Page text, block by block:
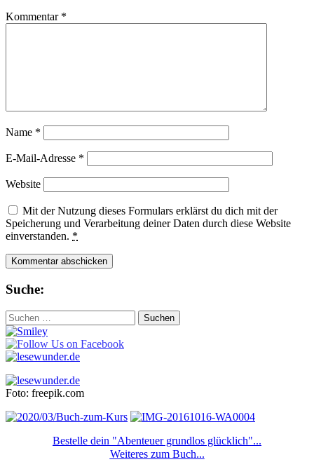
Kommentar *
Name *
E-Mail-Adresse *
Website
Mit der Nutzung dieses Formulars erklärst du dich mit der
Speicherung und Verarbeitung deiner Daten durch diese Website
einverstanden. *
Suche:
Suchen
nach:
Foto: freepik.com
Bestelle dein "Abenteuer grundlos glücklich"...
Weiteres zum Buch...